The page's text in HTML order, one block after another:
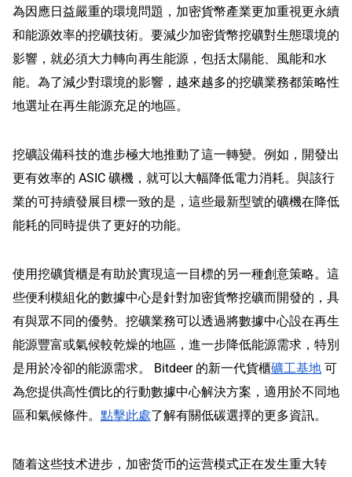
為因應日益嚴重的環境問題，加密貨幣產業更加重視更永續
和能源效率的挖礦技術。要減少加密貨幣挖礦對生態環境的
影響，就必須大力轉向再生能源，包括太陽能、風能和水
能。為了減少對環境的影響，越來越多的挖礦業務都策略性
地選址在再生能源充足的地區。
挖礦設備科技的進步極大地推動了這一轉變。例如，開發出
更有效率的 ASIC 礦機，就可以大幅降低電力消耗。與該行
業的可持續發展目標一致的是，這些最新型號的礦機在降低
能耗的同時提供了更好的功能。
使用挖礦貨櫃是有助於實現這一目標的另一種創意策略。這
些便利模組化的數據中心是針對加密貨幣挖礦而開發的，具
有與眾不同的優勢。挖礦業務可以透過將數據中心設在再生
能源豐富或氣候較乾燥的地區，進一步降低能源需求，特別
是用於冷卻的能源需求。 Bitdeer 的新一代貨櫃礦工基地 可
為您提供高性價比的行動數據中心解決方案，適用於不同地
區和氣候條件。 點擊此處了解有關低碳選擇的更多資訊。
随着这些技术进步，加密货币的运营模式正在发生重大转